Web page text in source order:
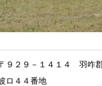
９２９－１４１４ 羽咋
ロ４４番地